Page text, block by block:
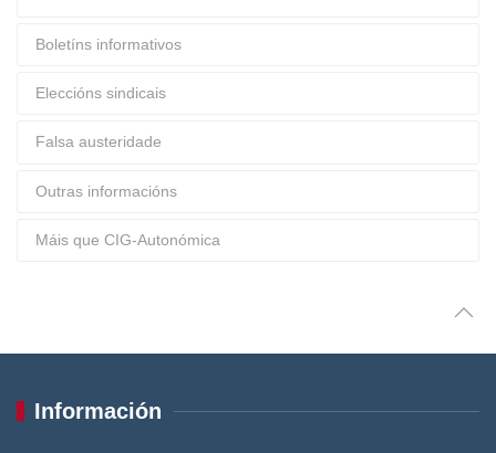
Boletíns informativos
Eleccións sindicais
Falsa austeridade
Outras informacións
Máis que CIG-Autonómica
Información